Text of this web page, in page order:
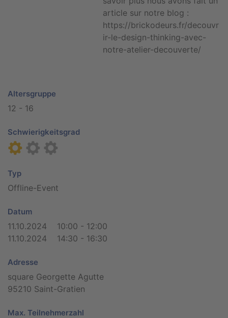
article sur notre blog :
https://brickodeurs.fr/decouvr
ir-le-design-thinking-avec-
notre-atelier-decouverte/
Altersgruppe
12 - 16
Schwierigkeitsgrad
Typ
Offline-Event
Datum
11.10.2024 10:00 - 12:00
11.10.2024 14:30 - 16:30
Adresse
square Georgette Agutte
95210 Saint-Gratien
Max. Teilnehmerzahl